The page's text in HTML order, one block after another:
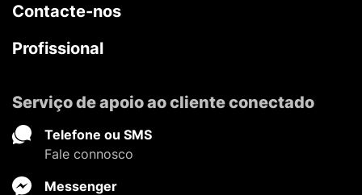
Contacte-nos
Profissional
Serviço de apoio ao cliente conectado
Telefone ou SMS
Fale connosco
Messenger